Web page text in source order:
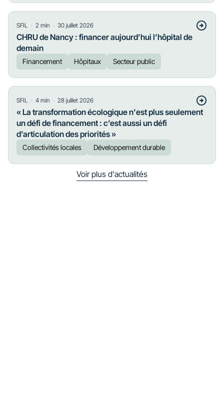
SFIL ・ 2 min ・ 30 juillet 2026
CHRU de Nancy : financer aujourd’hui l’hôpital de
demain
Financement Hôpitaux Secteur public
SFIL ・ 4 min ・ 28 juillet 2026
« La transformation écologique n'est plus seulement
un défi de financement : c’est aussi un défi
d’articulation des priorités »
Collectivités locales Développement durable
Voir plus d'actualités